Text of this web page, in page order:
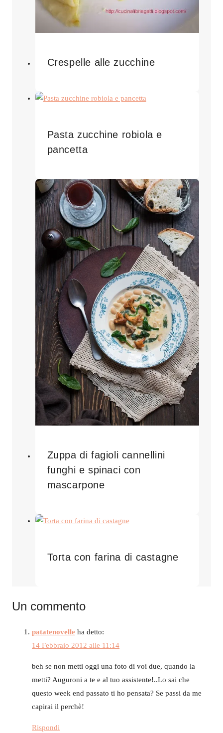
Crespelle alle zucchine
Pasta zucchine robiola e
pancetta
Zuppa di fagioli cannellini
funghi e spinaci con
mascarpone
Torta con farina di castagne
Un commento
patatenovelle ha detto:
14 Febbraio 2012 alle 11:14
beh se non metti oggi una foto di voi due, quando la
metti? Auguroni a te e al tuo assistente!..Lo sai che
questo week end passato ti ho pensata? Se passi da me
capirai il perchè!
Rispondi